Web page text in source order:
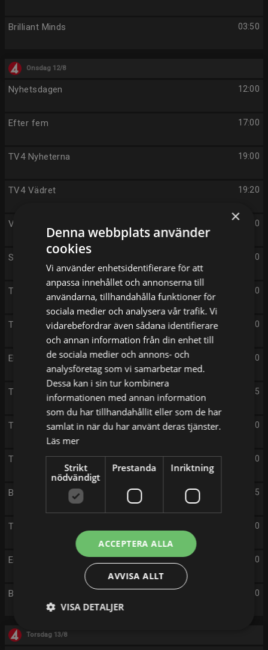
03:50
Brilliant Minds
Onsdag 12/8
12:00
Nyhetsdagen
17:00
Efter fem
19:00
TV4 Nyheterna
19:20
TV4 Vädret
19:30
Vem kan styra Mauri?
20:00
Sveriges mästerkock VIP
21:00
Tills döden skiljer oss
22:00
TV4 Nyheterna och Sporten
22:40
Ekonominyheterna
22:55
TV4 Vädret
23:00
The Rookie
23:50
The Rookie
00:45
Brilliant Minds
01:40
The Rookie
02:40
En plats i solen
03:40
Brilliant Minds
Torsdag 13/8
×
Denna webbplats använder
cookies
Vi använder enhetsidentifierare för att
anpassa innehållet och annonserna till
användarna, tillhandahålla funktioner för
sociala medier och analysera vår trafik. Vi
vidarebefordrar även sådana identifierare
och annan information från din enhet till
de sociala medier och annons- och
analysföretag som vi samarbetar med.
Dessa kan i sin tur kombinera
informationen med annan information
som du har tillhandahållit eller som de har
samlat in när du har använt deras tjänster.
Läs mer
Strikt
nödvändigt
Prestanda Inriktning
ACCEPTERA ALLA
AVVISA ALLT
VISA DETALJER